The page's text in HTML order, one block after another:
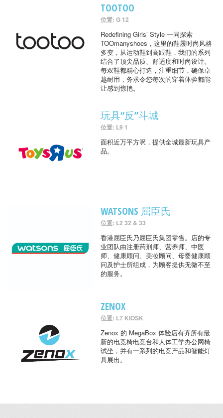
TOOTOO
位置: G 12
Redefining Girls’ Style 一同探索
TOOmanyshoes，这里的鞋履时尚风格
多变，从运动鞋到高跟鞋，我们的系列
结合了顶尖品质、舒适度和时尚设计。
每双鞋都精心打造，注重细节，确保卓
越耐用，务求令您每次的穿着体验都能
让感到惊艳。
玩具“反”斗城
位置: L9 1
面积近万平方呎，提供全城最新玩具产
品。
WATSONS 屈臣氏
位置: L2 32 & 33
香港屈臣氏乃屈臣氏集团零售。店的专
业团队由注册药剂师、营养师、中医
师、健康顾问、美妆顾问、母婴健康顾
问及护士所组成，为顾客提供无微不至
的服务。
ZENOX
位置: L7 KIOSK
Zenox 的 MegaBox 体验店有齐所有最
新的电竞椅电竞台和人体工学办公网椅
试坐，并有一系列的电竞产品和智能灯
具展出。